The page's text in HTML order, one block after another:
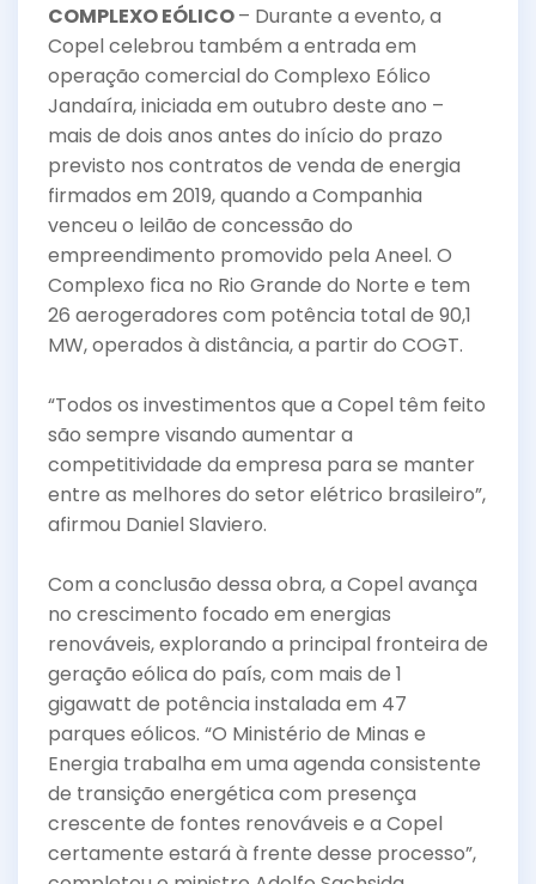
COMPLEXO EÓLICO– Durante a evento, a
Copel celebrou também a entrada em
operação comercial do Complexo Eólico
Jandaíra, iniciada em outubro deste ano –
mais de dois anos antes do início do prazo
previsto nos contratos de venda de energia
firmados em 2019, quando a Companhia
venceu o leilão de concessão do
empreendimento promovido pela Aneel. O
Complexo fica no Rio Grande do Norte e tem
26 aerogeradores com potência total de 90,1
MW, operados à distância, a partir do COGT.
“Todos os investimentos que a Copel têm feito
são sempre visando aumentar a
competitividade da empresa para se manter
entre as melhores do setor elétrico brasileiro”,
afirmou Daniel Slaviero.
Com a conclusão dessa obra, a Copel avança
no crescimento focado em energias
renováveis, explorando a principal fronteira de
geração eólica do país, com mais de 1
gigawatt de potência instalada em 47
parques eólicos. “O Ministério de Minas e
Energia trabalha em uma agenda consistente
de transição energética com presença
crescente de fontes renováveis e a Copel
certamente estará à frente desse processo”,